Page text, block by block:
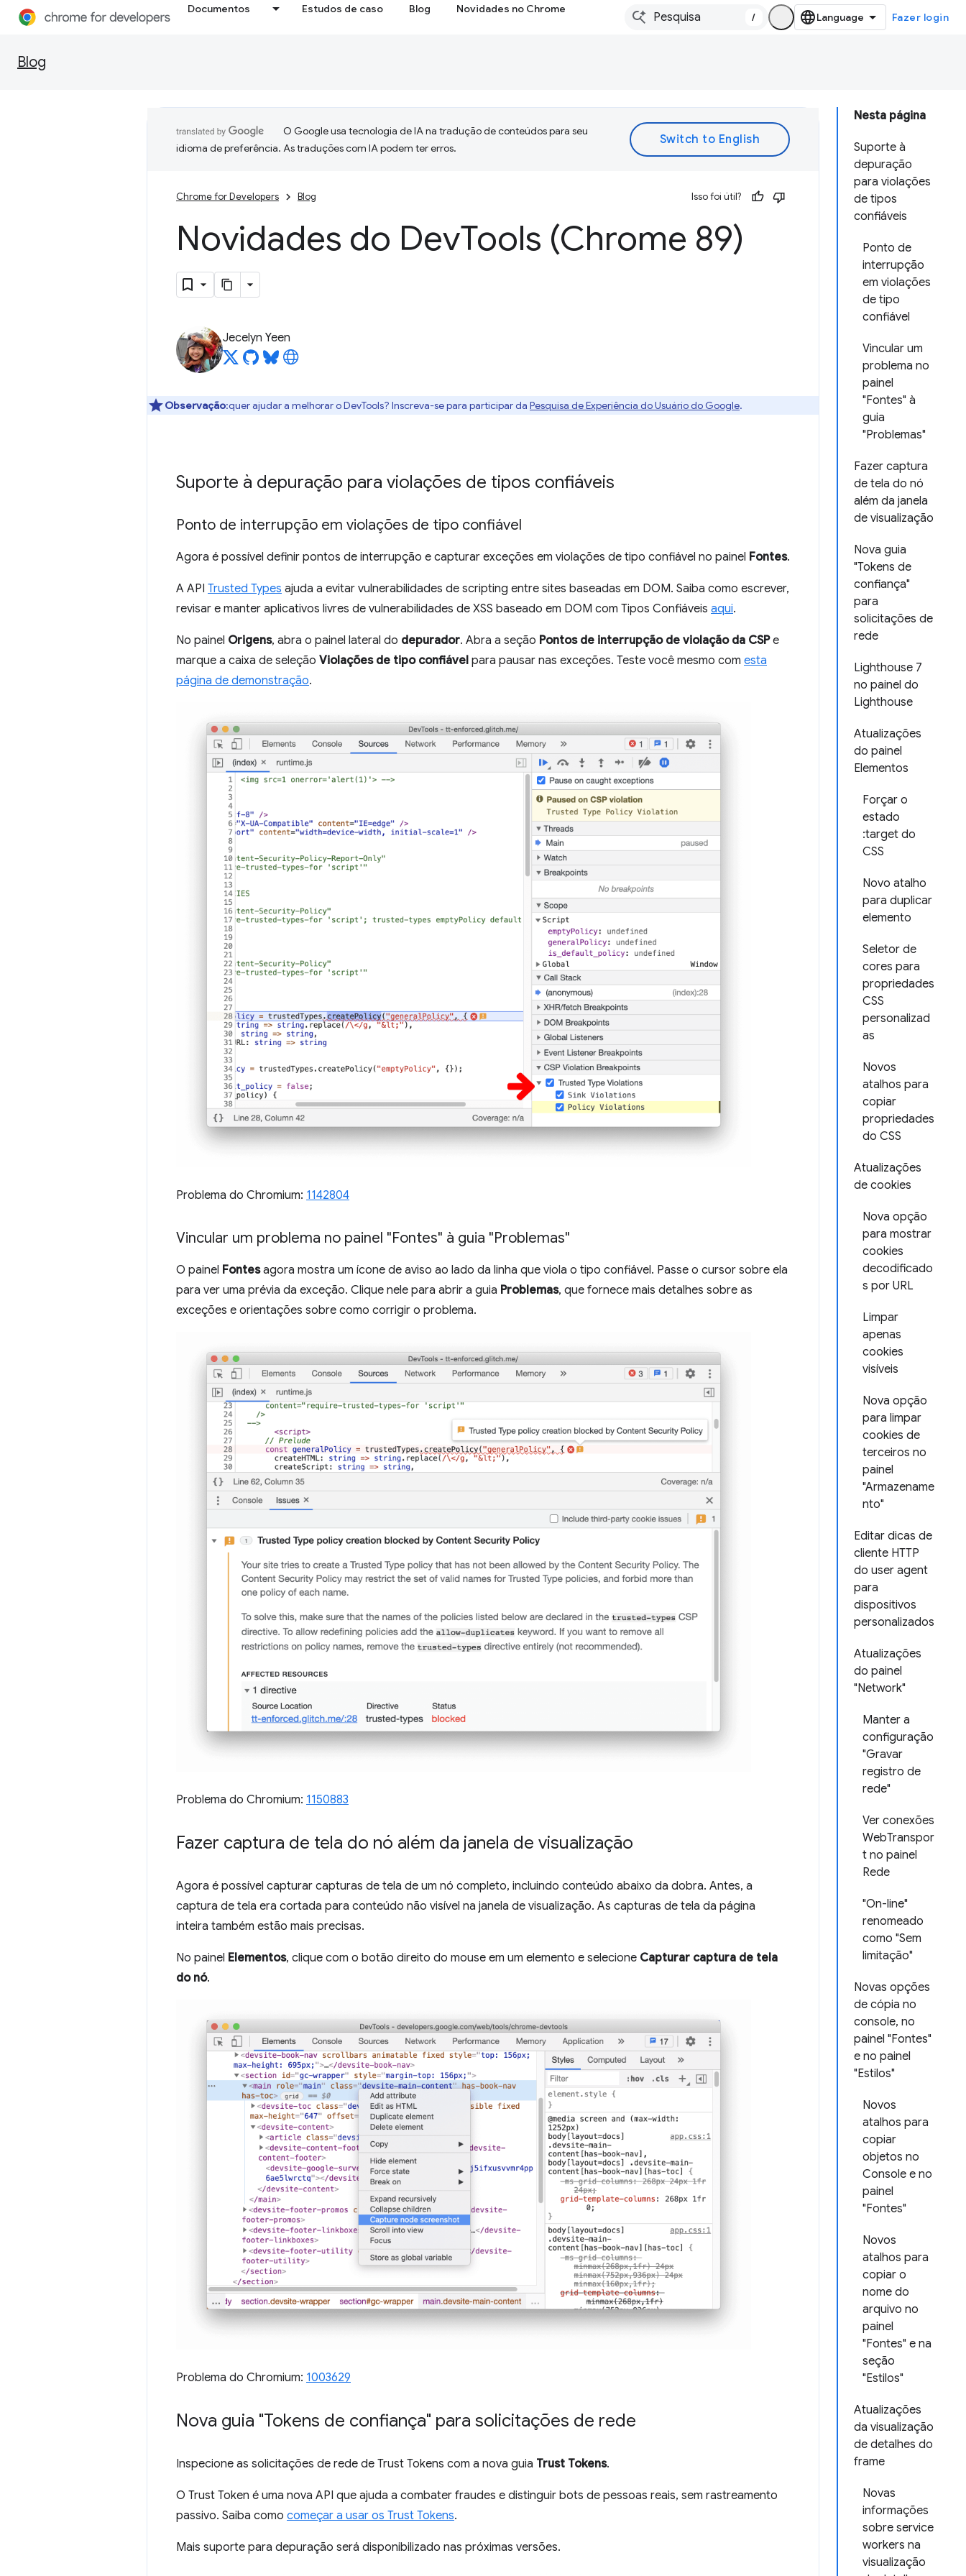
Documentos Estudos de caso Blog Novidades no Chrome
/ Fazer login
Blog
Nesta página
Suporte à
depuração
para violações
de tipos
confiáveis
Ponto de
interrupção
em violações
de tipo
confiável
Vincular um
problema no
painel
"Fontes" à
guia
"Problemas"
Fazer captura
de tela do nó
além da janela
de visualização
Nova guia
"Tokens de
confiança"
para
solicitações de
rede
Lighthouse 7
no painel do
Lighthouse
Atualizações
do painel
Elementos
Forçar o
estado
:target do
CSS
Novo atalho
para duplicar
elemento
Seletor de
cores para
propriedades
CSS
personalizad
as
Novos
atalhos para
copiar
propriedades
do CSS
Atualizações
de cookies
Nova opção
para mostrar
cookies
decodificado
s por URL
Limpar
apenas
cookies
visíveis
Nova opção
para limpar
cookies de
terceiros no
painel
"Armazename
nto"
Editar dicas de
cliente HTTP
do user agent
para
dispositivos
personalizados
Atualizações
do painel
"Network"
Manter a
configuração
"Gravar
registro de
rede"
Ver conexões
WebTranspor
t no painel
Rede
"On-line"
renomeado
como "Sem
limitação"
Novas opções
de cópia no
console, no
painel "Fontes"
e no painel
"Estilos"
Novos
atalhos para
copiar
objetos no
Console e no
painel
"Fontes"
Novos
atalhos para
copiar o
nome do
arquivo no
painel
"Fontes" e na
seção
"Estilos"
Atualizações
da visualização
de detalhes do
frame
Novas
informações
sobre service
workers na
visualização
O Google usa tecnologia de IA na tradução de conteúdos para seu
idioma de preferência. As traduções com IA podem ter erros.
Chrome for Developers Blog Isso foi útil?
Novidades do DevTools (Chrome 89)
Jecelyn Yeen
Observação:quer ajudar a melhorar o DevTools? Inscreva-se para participar da Pesquisa de Experiência do Usuário do Google.
Suporte à depuração para violações de tipos confiáveis
Ponto de interrupção em violações de tipo confiável
Agora é possível definir pontos de interrupção e capturar exceções em violações de tipo confiável no painel Fontes.
A API Trusted Types ajuda a evitar vulnerabilidades de scripting entre sites baseadas em DOM. Saiba como escrever,
revisar e manter aplicativos livres de vulnerabilidades de XSS baseado em DOM com Tipos Confiáveis aqui.
No painel Origens, abra o painel lateral do depurador. Abra a seção Pontos de interrupção de violação da CSPe
marque a caixa de seleção Violações de tipo confiável para pausar nas exceções. Teste você mesmo com esta
página de demonstração.
Problema do Chromium: 1142804
Vincular um problema no painel "Fontes" à guia "Problemas"
O painel Fontesagora mostra um ícone de aviso ao lado da linha que viola o tipo confiável. Passe o cursor sobre ela
para ver uma prévia da exceção. Clique nele para abrir a guia Problemas, que fornece mais detalhes sobre as
exceções e orientações sobre como corrigir o problema.
Problema do Chromium: 1150883
Fazer captura de tela do nó além da janela de visualização
Agora é possível capturar capturas de tela de um nó completo, incluindo conteúdo abaixo da dobra. Antes, a
captura de tela era cortada para conteúdo não visível na janela de visualização. As capturas de tela da página
inteira também estão mais precisas.
No painel Elementos, clique com o botão direito do mouse em um elemento e selecione Capturar captura de tela
do nó.
Problema do Chromium: 1003629
Nova guia "Tokens de confiança" para solicitações de rede
Inspecione as solicitações de rede de Trust Tokens com a nova guia Trust Tokens.
O Trust Token é uma nova API que ajuda a combater fraudes e distinguir bots de pessoas reais, sem rastreamento
passivo. Saiba como começar a usar os Trust Tokens.
Mais suporte para depuração será disponibilizado nas próximas versões.